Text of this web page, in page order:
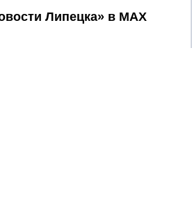
Принять